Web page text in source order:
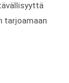
tarjoamaan